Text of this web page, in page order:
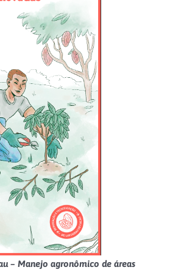
– Manejo agronômico de áreas